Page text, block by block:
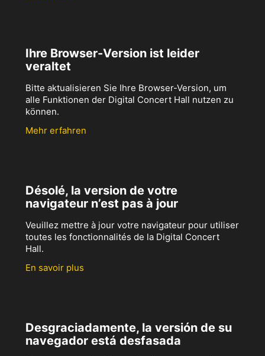
Ihre Browser-Version ist leider
veraltet
Bitte aktualisieren Sie Ihre Browser-Version, um
alle Funktionen der Digital Concert Hall nutzen zu
können.
Mehr erfahren
Désolé, la version de votre
navigateur n’est pas à jour
Veuillez mettre à jour votre navigateur pour utiliser
toutes les fonctionnalités de la Digital Concert
Hall.
En savoir plus
Desgraciadamente, la versión de su
navegador está desfasada